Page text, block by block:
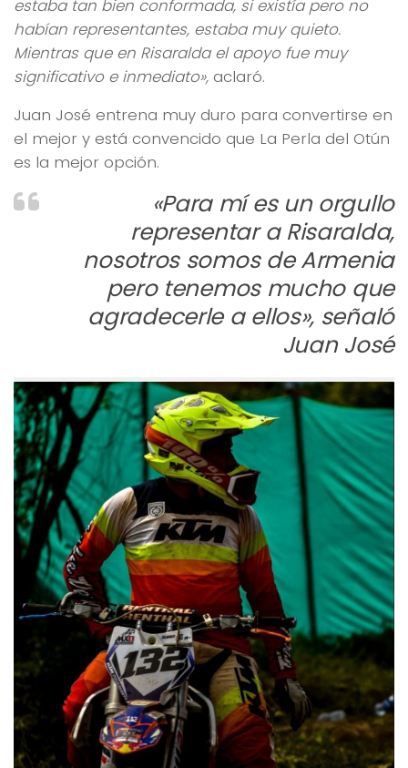
estaba tan bien conformada, si existía pero no
habían representantes, estaba muy quieto.
Mientras que en Risaralda el apoyo fue muy
significativo e inmediato», aclaró.
Juan José entrena muy duro para convertirse en
el mejor y está convencido que La Perla del Otún
es la mejor opción.
«Para mí es un orgullo
representar a Risaralda,
nosotros somos de Armenia
pero tenemos mucho que
agradecerle a ellos», señaló
Juan José